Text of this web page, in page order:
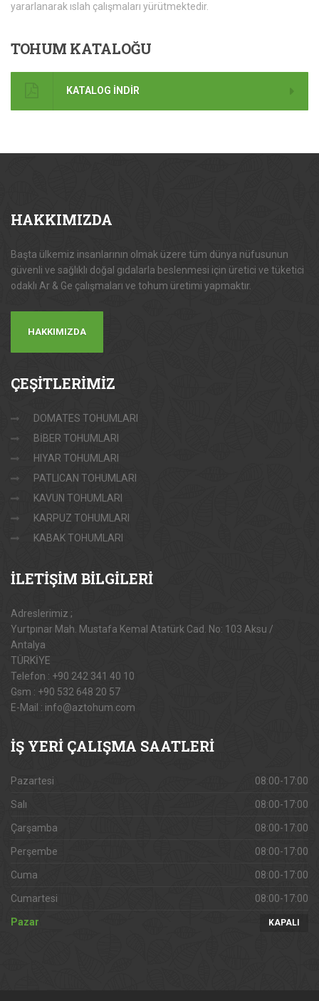
yararlanarak ıslah çalışmaları yürütmektedir.
TOHUM KATALOĞU
KATALOG İNDİR
HAKKIMIZDA
Başta ülkemiz insanlarının olmak üzere tüm dünya nüfusunun
güvenli ve sağlıklı doğal gıdalarla beslenmesi için üretici ve tüketici
odaklı Ar & Ge çalışmaları ve tohum üretimi yapmaktır.
HAKKIMIZDA
ÇEŞİTLERİMİZ
DOMATES TOHUMLARI
BİBER TOHUMLARI
HIYAR TOHUMLARI
PATLICAN TOHUMLARI
KAVUN TOHUMLARI
KARPUZ TOHUMLARI
KABAK TOHUMLARI
İLETİŞİM BİLGİLERİ
Adreslerimiz ;
Yurtpınar Mah. Mustafa Kemal Atatürk Cad. No: 103 Aksu /
Antalya
TÜRKİYE
Telefon : +90 242 341 40 10
Gsm : +90 532 648 20 57
E-Mail : info@aztohum.com
İŞ YERİ ÇALIŞMA SAATLERİ
Pazartesi 08:00-17:00
Salı 08:00-17:00
Çarşamba 08:00-17:00
Perşembe 08:00-17:00
Cuma 08:00-17:00
Cumartesi 08:00-17:00
Pazar KAPALI